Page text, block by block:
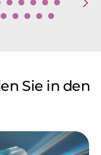
Sie in den